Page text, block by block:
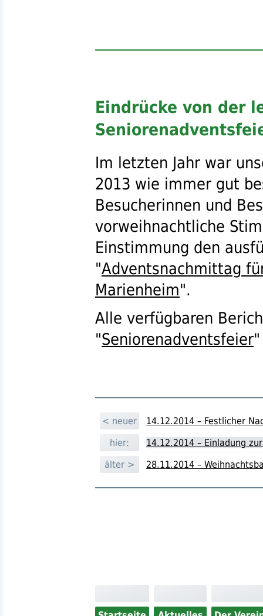
Eindrücke von der
Im letzten Jahr war
2013 wie immer gut
Besucherinnen und
vorweihnachtliche
Einstimmung den
"Adventsnachmittag
Marienheim".
Alle verfügbaren
"Seniorenadventsfeier
< neuer
14.12.2014 – Festlicher
hier:
14.12.2014 – Einladung
älter >
28.11.2014 –